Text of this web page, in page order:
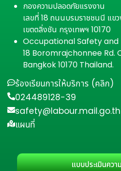
กองความปลอดภัยแรงงาน
เลขที่ 18 ถนนบรมราชชนนี แข
เขตตลิ่งชัน กรุงเทพฯ 10170
Occupational Safety and
18 Boromrajchonnee Rd.
Bangkok 10170 Thailand.
ร้องเรียนการให้บริการ (คลิก)
024489128-39
safety@labour.mail.go.th
แผนที่
แบบประเมินคว